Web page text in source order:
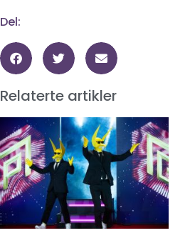
Del:
Relaterte artikler